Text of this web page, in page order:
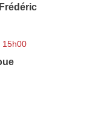
15h00